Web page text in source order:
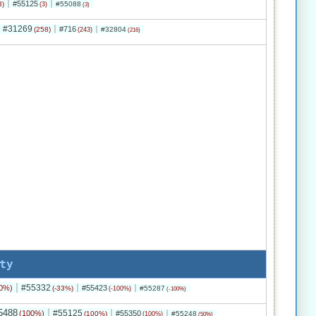
#55125 (3) #55088 (3)
#31269 (258) #716 (243) #32804 (216)
#55332 (-33%) #55423 (-100%) #55287 (-100%)
(100%) #55125 (100%) #55350 (100%) #55248 (50%)